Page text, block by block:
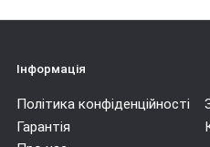
Інформація
Політика конфіденційності
Гарантія